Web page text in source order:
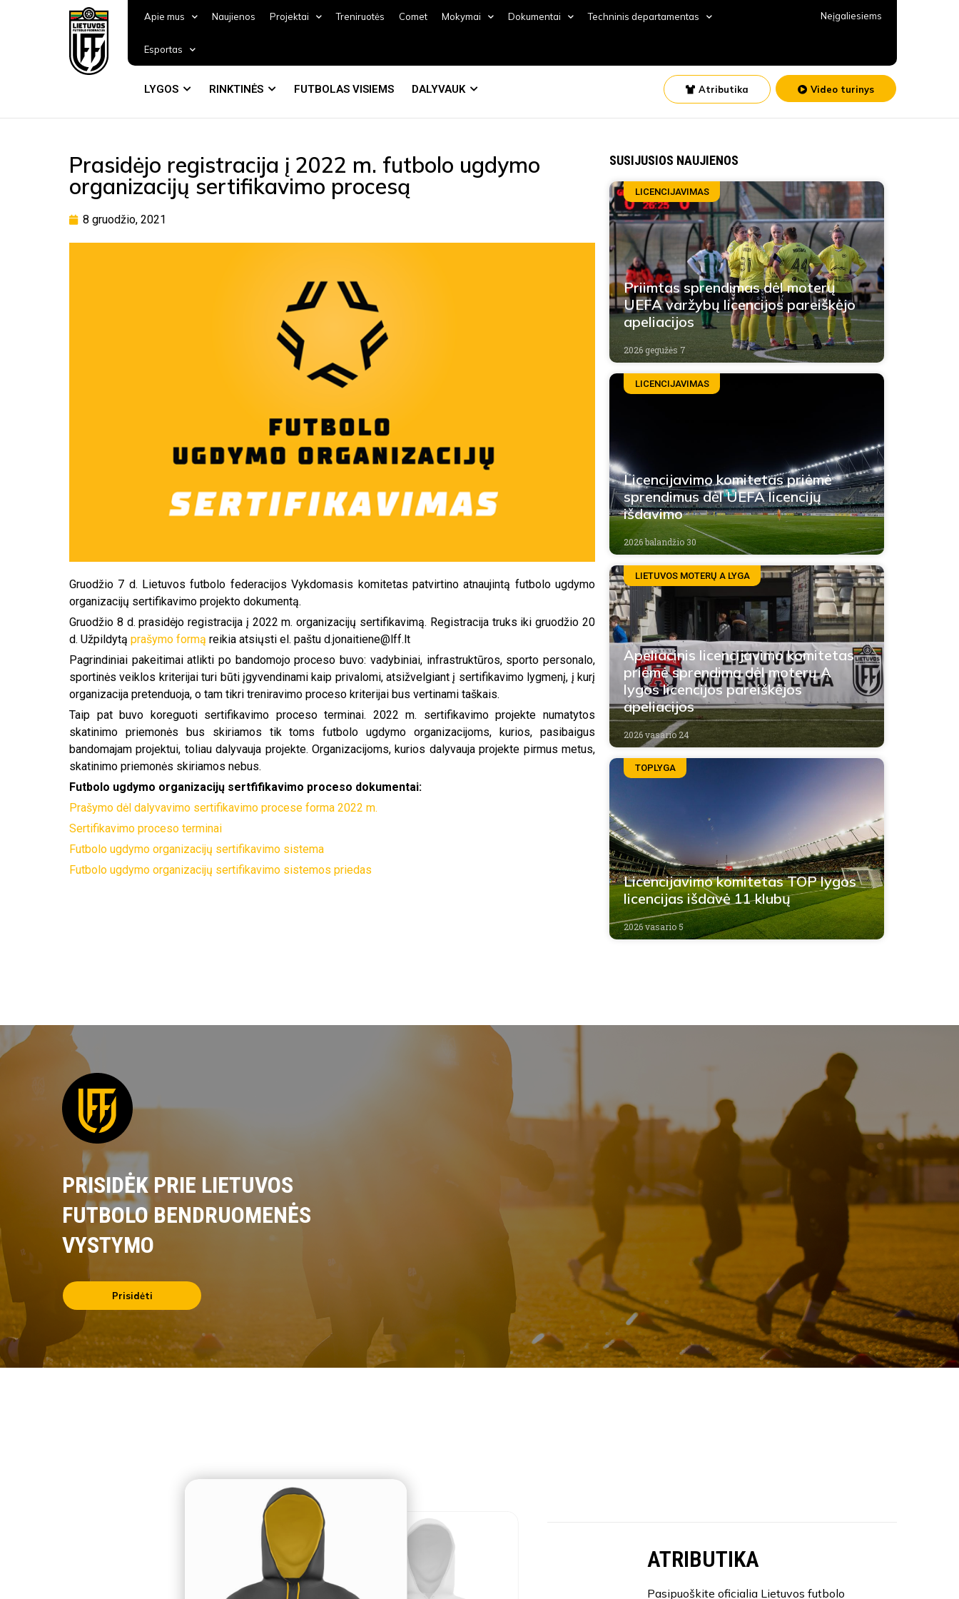
Apie mus Naujienos Projektai Treniruotės Comet Mokymai Dokumentai Techninis departamentas
Esportas
Neįgaliesiems
LYGOS RINKTINĖS FUTBOLAS VISIEMS DALYVAUK Atributika Video turinys
Prasidėjo registracija į 2022 m. futbolo ugdymo
organizacijų sertifikavimo procesą
8 gruodžio, 2021
Gruodžio 7 d. Lietuvos futbolo federacijos Vykdomasis komitetas patvirtino atnaujintą futbolo ugdymo
organizacijų sertifikavimo projekto dokumentą.
Gruodžio 8 d. prasidėjo registracija į 2022 m. organizacijų sertifikavimą. Registracija truks iki gruodžio 20
d. Užpildytą prašymo formą reikia atsiųsti el. paštu d.jonaitiene@lff.lt
Pagrindiniai pakeitimai atlikti po bandomojo proceso buvo: vadybiniai, infrastruktūros, sporto personalo,
sportinės veiklos kriterijai turi būti įgyvendinami kaip privalomi, atsižvelgiant į sertifikavimo lygmenį, į kurį
organizacija pretenduoja, o tam tikri treniravimo proceso kriterijai bus vertinami taškais.
Taip pat buvo koreguoti sertifikavimo proceso terminai. 2022 m. sertifikavimo projekte numatytos
skatinimo priemonės bus skiriamos tik toms futbolo ugdymo organizacijoms, kurios, pasibaigus
bandomajam projektui, toliau dalyvauja projekte. Organizacijoms, kurios dalyvauja projekte pirmus metus,
skatinimo priemonės skiriamos nebus.
Futbolo ugdymo organizacijų sertfifikavimo proceso dokumentai:
Prašymo dėl dalyvavimo sertifikavimo procese forma 2022 m.
Sertifikavimo proceso terminai
Futbolo ugdymo organizacijų sertifikavimo sistema
Futbolo ugdymo organizacijų sertifikavimo sistemos priedas
SUSIJUSIOS NAUJIENOS
LICENCIJAVIMAS
Priimtas sprendimas dėl moterų
UEFA varžybų licencijos pareiškėjo
apeliacijos
2026 gegužės 7
LICENCIJAVIMAS
Licencijavimo komitetas priėmė
sprendimus dėl UEFA licencijų
išdavimo
2026 balandžio 30
LIETUVOS MOTERŲ A LYGA
Apeliacinis licencijavimo komitetas
priėmė sprendimą dėl moterų A
lygos licencijos pareiškėjos
apeliacijos
2026 vasario 24
TOPLYGA
Licencijavimo komitetas TOP lygos
licencijas išdavė 11 klubų
2026 vasario 5
PRISIDĖK PRIE LIETUVOS
FUTBOLO BENDRUOMENĖS
VYSTYMO
Prisidėti
ATRIBUTIKA
Pasipuoškite oficialia Lietuvos futbolo